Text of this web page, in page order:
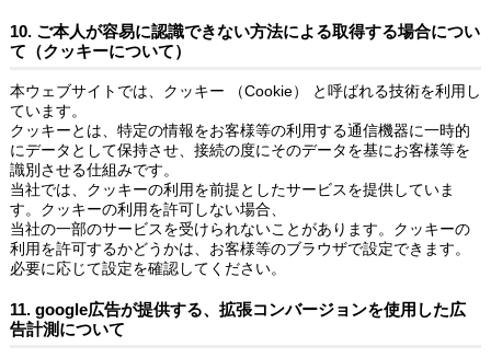
10. ご本人が容易に認識できない方法による取得する場合につい
て（クッキーについて）
本ウェブサイトでは、クッキー （Cookie） と呼ばれる技術を利用し
ています。
クッキーとは、特定の情報をお客様等の利用する通信機器に一時的
にデータとして保持させ、接続の度にそのデータを基にお客様等を
識別させる仕組みです。
当社では、クッキーの利用を前提としたサービスを提供していま
す。クッキーの利用を許可しない場合、
当社の一部のサービスを受けられないことがあります。クッキーの
利用を許可するかどうかは、お客様等のブラウザで設定できます。
必要に応じて設定を確認してください。
11. google広告が提供する、拡張コンバージョンを使用した広
告計測について